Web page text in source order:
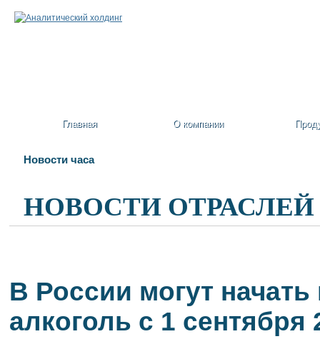
Главная О компании
Новости часа
НОВОСТИ ОТРАСЛЕЙ
В России могут
алкоголь с 1 сентября